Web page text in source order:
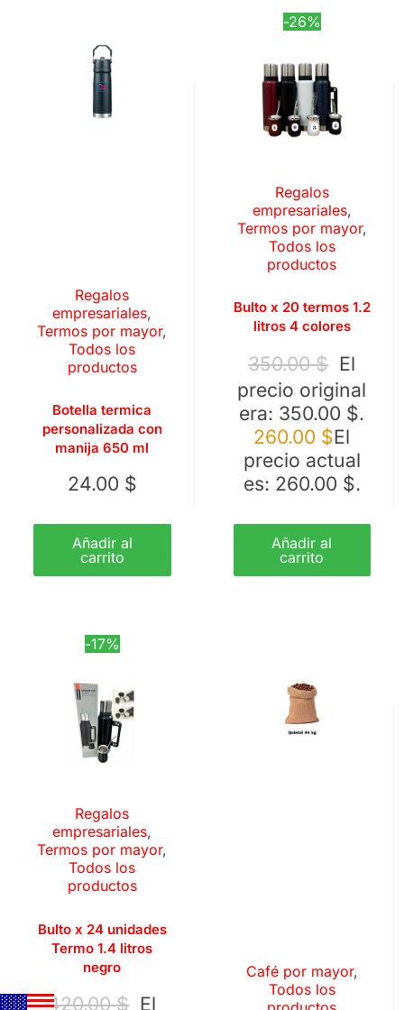
Regalos
empresariales,
Termos por mayor,
Todos los
productos
Botella termica
personalizada con
manija 650 ml
24.00 $
Añadir al
carrito
-26%
Regalos
empresariales,
Termos por mayor,
Todos los
productos
Bulto x 20 termos 1.2
litros 4 colores
350.00$ El
precio original
era: 350.00 $.
260.00 $El
precio actual
es: 260.00 $.
Añadir al
carrito
-17%
Regalos
empresariales,
Termos por mayor,
Todos los
productos
Bulto x 24 unidades
Termo 1.4 litros
negro
420.00$ El
Café por mayor,
Todos los